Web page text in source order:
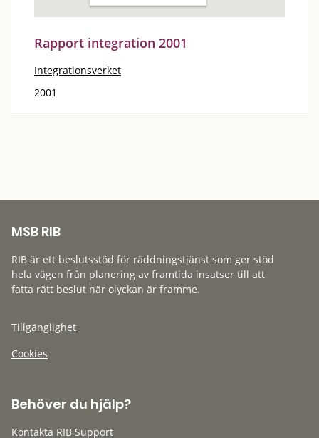
Rapport integration 2001
Integrationsverket
2001
MSB RIB
RIB är ett beslutsstöd för räddningstjänst som ger stöd
hela vägen från planering av framtida insatser till att
fatta rätt beslut när olyckan är framme.
Tillgänglighet
Cookies
Behöver du hjälp?
Kontakta RIB Support